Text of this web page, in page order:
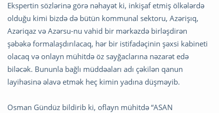
Ekspertin sözlərinə görə nəhayət ki, inkişaf etmiş ölkələrdə
olduğu kimi bizdə də bütün kommunal sektoru, Azərişıq,
Azəriqaz və Azərsu-nu vahid bir mərkəzdə birləşdirən
şəbəkə formalaşdırılacaq, hər bir istifadəçinin şəxsi kabineti
olacaq və onlayn mühitdə öz sayğaclarına nəzarət edə
biləcək. Bununla bağlı müddəaları adı çəkilən qanun
layihəsinə əlavə etmək heç kimin yadına düşməyib.
Osman Gündüz bildirib ki, oflayn mühitdə “ASAN